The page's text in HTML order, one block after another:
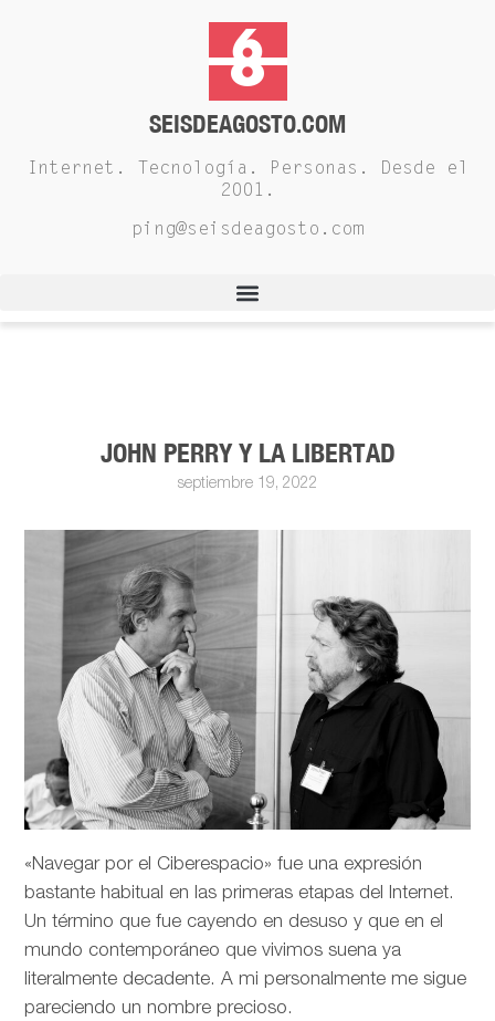
SEISDEAGOSTO.COM
Internet. Tecnología. Personas. Desde el
2001.
ping@seisdeagosto.com
JOHN PERRY Y LA LIBERTAD
septiembre 19, 2022
«Navegar por el Ciberespacio» fue una expresión
bastante habitual en las primeras etapas del Internet.
Un término que fue cayendo en desuso y que en el
mundo contemporáneo que vivimos suena ya
literalmente decadente. A mi personalmente me sigue
pareciendo un nombre precioso.